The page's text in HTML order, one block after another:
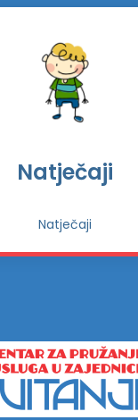
Natječaji
Natječaji